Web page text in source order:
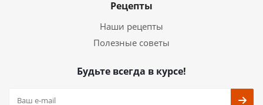
Рецепты
Наши рецепты
Полезные советы
Будьте всегда в курсе!